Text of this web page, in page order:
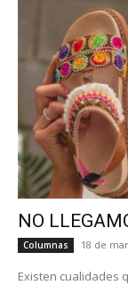
NO
Columnas 18 de
Existen cualidades